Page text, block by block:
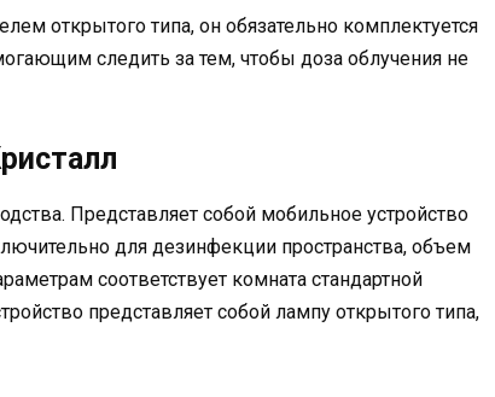
открытого типа, он обязательно комплектуется
следить за тем, чтобы доза облучения не
Представляет собой мобильное устройство
для дезинфекции пространства, объем
соответствует комната стандартной
представляет собой лампу открытого типа,